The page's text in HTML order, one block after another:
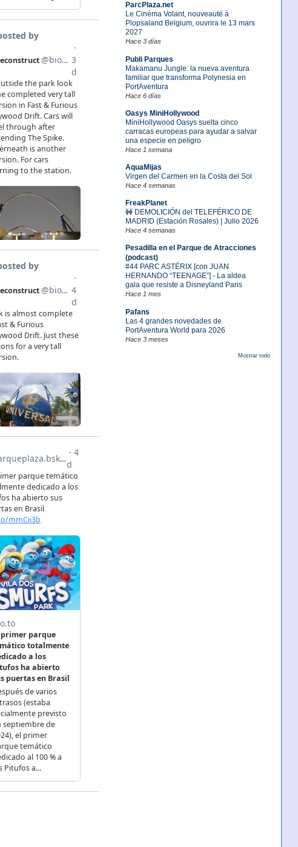
ParcPlaza.net
Le Cinéma Volant, nouveauté à
Plopsaland Belgium, ouvrira le 13 mars
2027
Hace 3 días
Publi Parques
Makamanu Jungle: la nueva aventura
familiar que transforma Polynesia en
PortAventura
Hace 6 días
Oasys MiniHollywood
MiniHollywood Oasys suelta cinco
carracas europeas para ayudar a salvar
una especie en peligro
Hace 1 semana
AquaMijas
Virgen del Carmen en la Costa del Sol
Hace 4 semanas
FreakPlanet
🚧 DEMOLICIÓN del TELEFÉRICO DE
MADRID (Estación Rosales) | Julio 2026
Hace 4 semanas
Pesadilla en el Parque de Atracciones
(podcast)
#44 PARC ASTÉRIX [con JUAN
HERNANDO “TEENAGE”] - La aldea
gala que resiste a Disneyland Paris
Hace 1 mes
Pafans
Las 4 grandes novedades de
PortAventura World para 2026
Hace 3 meses
Mostrar todo